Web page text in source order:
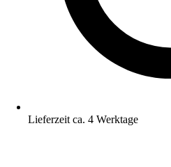
Lieferzeit ca. 4 Werktage